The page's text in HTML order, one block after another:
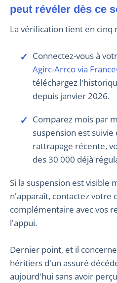
peut révéler dès ce
La vérification tient en cinq
Connectez-vous à
Agirc-Arrco via
téléchargez
depuis janvier 2026.
Comparez mois par
suspension est suivie
rattrapage récente,
des 30 000 déjà
Si la suspension est visible
n'apparaît, contactez votre
complémentaire avec vos
l'appui.
Dernier point, et il
héritiers d'un assuré
aujourd'hui sans avoir